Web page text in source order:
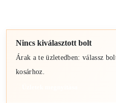
Nincs kiválasztott bolt
Árak a te üzletedben: válassz
kosárhoz.